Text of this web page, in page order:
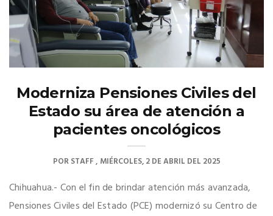
Moderniza Pensiones Civiles del
Estado su área de atención a
pacientes oncológicos
PORSTAFF MIÉRCOLES, 2 DE ABRIL DEL 2025
Chihuahua.- Con el fin de brindar atención más avanzada,
Pensiones Civiles del Estado (PCE) modernizó su Centro de